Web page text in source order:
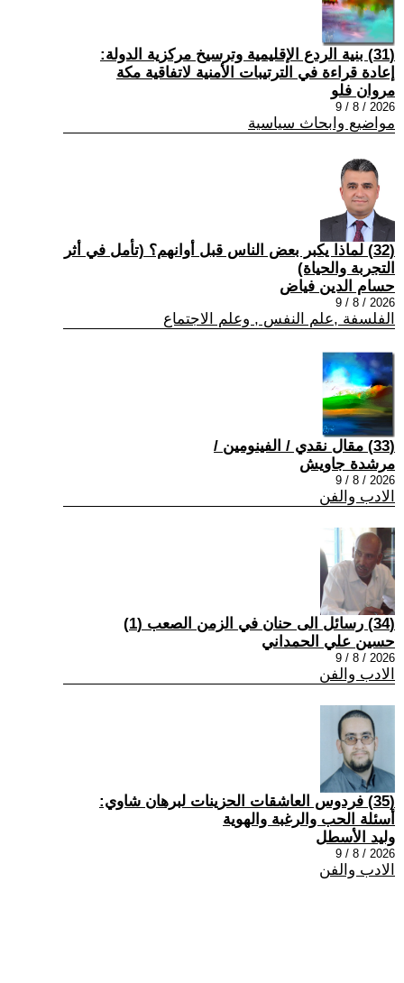
(31) بنية الردع الإقليمية وترسيخ مركزية الدولة:
إعادة قراءة في الترتيبات الأمنية لاتفاقية مكة
مروان فلو
2026 / 8 / 9
مواضيع وابحاث سياسية
(32) لماذا يكبر بعض الناس قبل أوانهم؟ (تأمل في أثر
التجربة والحياة)
حسام الدين فياض
2026 / 8 / 9
الفلسفة ,علم النفس , وعلم الاجتماع
(33) مقال نقدي / الفينومين /
مرشدة جاويش
2026 / 8 / 9
الادب والفن
(34) رسائل الى حنان في الزمن الصعب (1)
حسين علي الحمداني
2026 / 8 / 9
الادب والفن
(35) فردوس العاشقات الحزينات لبرهان شاوي:
أسئلة الحب والرغبة والهوية
وليد الأسطل
2026 / 8 / 9
الادب والفن